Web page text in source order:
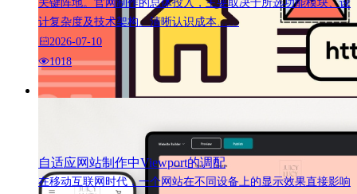
关键阵地。官网制作的总体投入，主要取决于所选功能模块、设
计复杂度及技术架构。清晰认识成本……
2026-07-10
1018
自适应网站制作中Viewport的调配
在移动互联网时代，一个网站在不同设备上的显示效果直接影响